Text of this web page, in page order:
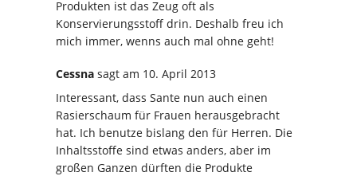
Produkten ist das Zeug oft als
Konservierungsstoff drin. Deshalb freu ich
mich immer, wenns auch mal ohne geht!
Cessna sagt am 10. April 2013
Interessant, dass Sante nun auch einen
Rasierschaum für Frauen herausgebracht
hat. Ich benutze bislang den für Herren. Die
Inhaltsstoffe sind etwas anders, aber im
großen Ganzen dürften die Produkte